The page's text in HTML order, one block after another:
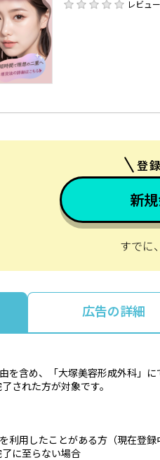
レビュ
登
新
すでに
広告の詳細
を含め、「大塚美容形成外科」
された方が対象です。
利用したことがある方（現在登録
了に至らない場合